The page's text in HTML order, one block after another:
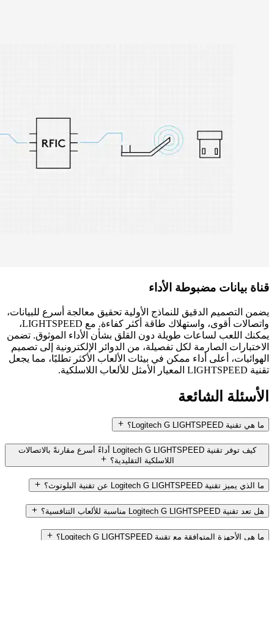
قناة بيانات مضبوطة الأداء
يضمن التصميم الدقيق للنماذج الأولية تحقيق معالجة أسرع للبيانات،
واتصالات أقوى، واستهلاك طاقة أكثر كفاءة. مع LIGHTSPEED،
يمكنك اللعب لساعات طويلة دون القلق بشأن الأداء الموثوق. تضمن
الاختبارات الصارمة لكل تفصيلة، من الدوائر الإلكترونية إلى تصميم
الهوائيات، أعلى أداء ممكن في بيئات الألعاب الأكثر تطلبًا، مما يجعل
تقنية LIGHTSPEED المعيار الأمثل للألعاب اللاسلكية.
الأسئلة الشائعة
ما هي تقنية Logitech G LIGHTSPEED؟
كيف توفر تقنية Logitech G LIGHTSPEED أداءً أسرع مقارنةً بالاتصالات
اللاسلكية التقليدية؟
ما الذي يميز تقنية Logitech G LIGHTSPEED عن تقنية البلوتوث؟
هل تعد تقنية Logitech G LIGHTSPEED مناسبة للألعاب التنافسية؟
ما هي الأجهزة المتوافقة مع تقنية Logitech G LIGHTSPEED؟